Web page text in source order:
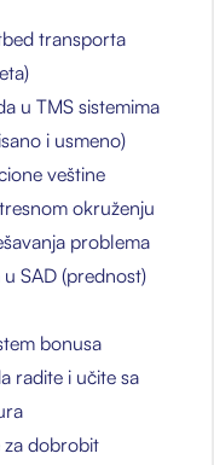
transporta
u TMS sistemima
i usmeno)
veštine
okruženju
problema
SAD (prednost)
bonusa
radite i učite sa
dobrobit